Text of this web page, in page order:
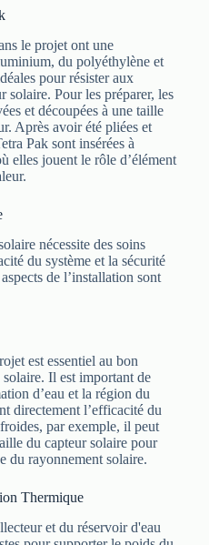
le projet ont une
du polyéthylène et
pour résister aux
solaire. Pour les préparer, les
et découpées à une taille
Après avoir été pliées et
Pak sont insérées à
elles jouent le rôle d’élément
nécessite des soins
du système et la sécurité
de l’installation sont
est essentiel au bon
Il est important de
d’eau et la région du
directement l’efficacité du
par exemple, il peut
du capteur solaire pour
du rayonnement solaire.
Thermique
et du réservoir d'eau